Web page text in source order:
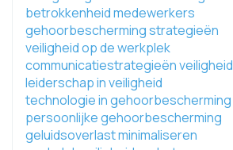
betrokkenheid medewerkers
gehoorbescherming strategieën
veiligheid op de werkplek
communicatiestrategieën veiligheid
leiderschap in veiligheid
technologie in gehoorbescherming
persoonlijke gehoorbescherming
geluidsoverlast minimaliseren